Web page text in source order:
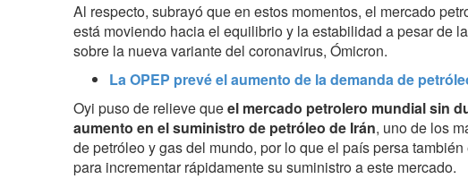
Al respecto, subrayó que en estos momentos, el mercado
está moviendo hacia el equilibrio y la estabilidad a pesar de
sobre la nueva variante del coronavirus, Ómicron.
La OPEP prevé el aumento de la demanda de
Oyi puso de relieve queel mercado petrolero mundial sin
aumento en el suministro de petróleo de Irán, uno de los
de petróleo y gas del mundo, por lo que el país persa
para incrementar rápidamente su suministro a este mercado.